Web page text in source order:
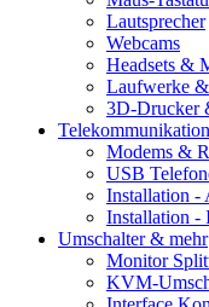
Lautsprecher
Webcams
Headsets &
Laufwerke
3D-Drucker
Telekommunikation
Modems &
USB
Installation -
Installation -
Umschalter & mehr
Monitor
KVM-